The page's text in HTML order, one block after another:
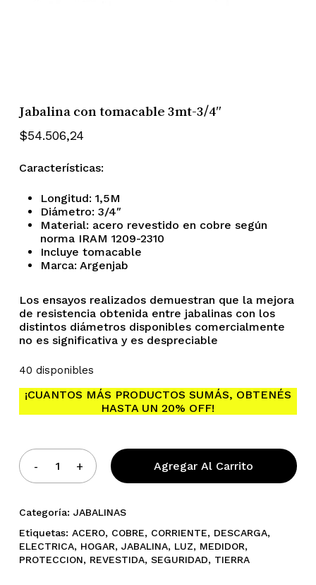
No hay productos en el
Go To Shop
Jabalina con tomacable 3mt-3/4″
$54.506,24
Características:
Longitud: 1,5M
Diámetro: 3/4″
Material: acero revestido en cobre según
norma IRAM 1209-2310
Incluye tomacable
Marca: Argenjab
Los ensayos realizados demuestran que la mejora
de resistencia obtenida entre jabalinas con los
distintos diámetros disponibles comercialmente
no es significativa y es despreciable
40 disponibles
¡CUANTOS MÁS PRODUCTOS SUMÁS, OBTENÉS
HASTA UN 20% OFF!
Agregar Al Carrito
Categoría: JABALINAS
Etiquetas: ACERO, COBRE, CORRIENTE, DESCARGA,
ELECTRICA, HOGAR, JABALINA, LUZ, MEDIDOR,
PROTECCION, REVESTIDA, SEGURIDAD, TIERRA